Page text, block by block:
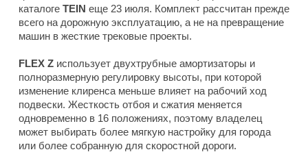
каталоге TEIN еще 23 июля. Комплект рассчитан прежде
всего на дорожную эксплуатацию, а не на превращение
машин в жесткие трековые проекты.
FLEX Z использует двухтрубные амортизаторы и
полноразмерную регулировку высоты, при которой
изменение клиренса меньше влияет на рабочий ход
подвески. Жесткость отбоя и сжатия меняется
одновременно в 16 положениях, поэтому владелец
может выбирать более мягкую настройку для города
или более собранную для скоростной дороги.